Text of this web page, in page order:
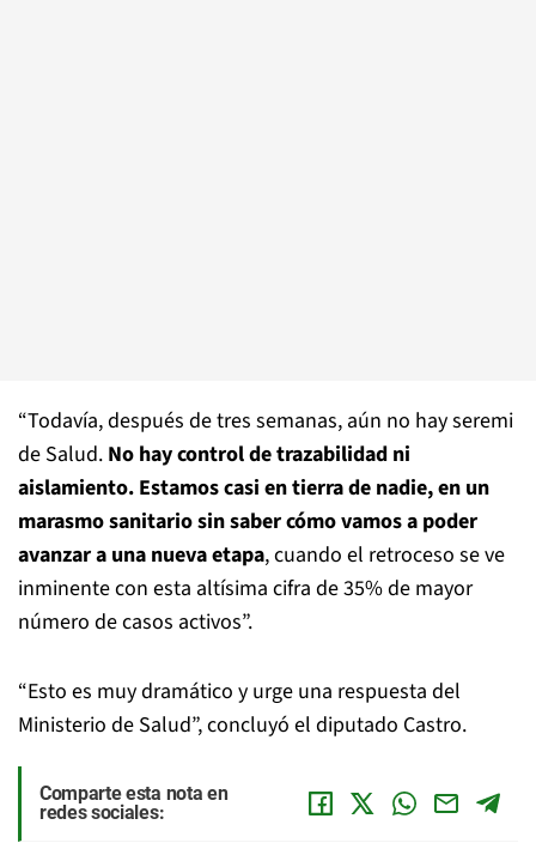
“Todavía, después de tres semanas, aún no hay seremi
de Salud. No hay control de trazabilidad ni
aislamiento. Estamos casi en tierra de nadie, en un
marasmo sanitario sin saber cómo vamos a poder
avanzar a una nueva etapa, cuando el retroceso se ve
inminente con esta altísima cifra de 35% de mayor
número de casos activos”.
“Esto es muy dramático y urge una respuesta del
Ministerio de Salud”, concluyó el diputado Castro.
Comparte esta nota en
redes sociales: